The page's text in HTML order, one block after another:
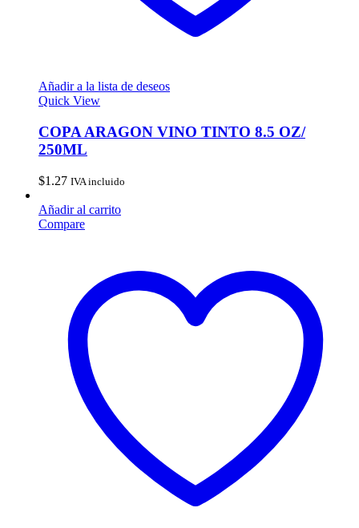
Añadir a la lista de deseos
Quick View
COPA ARAGON VINO TINTO 8.5 OZ/
250ML
$1.27 IVA incluido
Añadir al carrito
Compare